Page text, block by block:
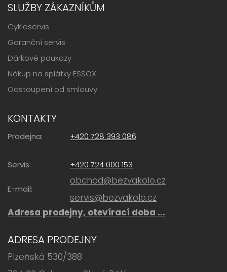
SLUŽBY ZÁKAZNÍKŮM
Cykloservis
Garanční servis
Dárkové poukazy
Nákup na splátky ESSOX
Odstoupení od smlouvy
KONTAKTY
Prodejna: +420 728 393 086
Servis: +420 724 000 153
E-mail:
obchod@bezvakolo.cz
servis@bezvakolo.cz
Adresa prodejny, otevírací doba ...
ADRESA PRODEJNY
Plzeňská 530/388